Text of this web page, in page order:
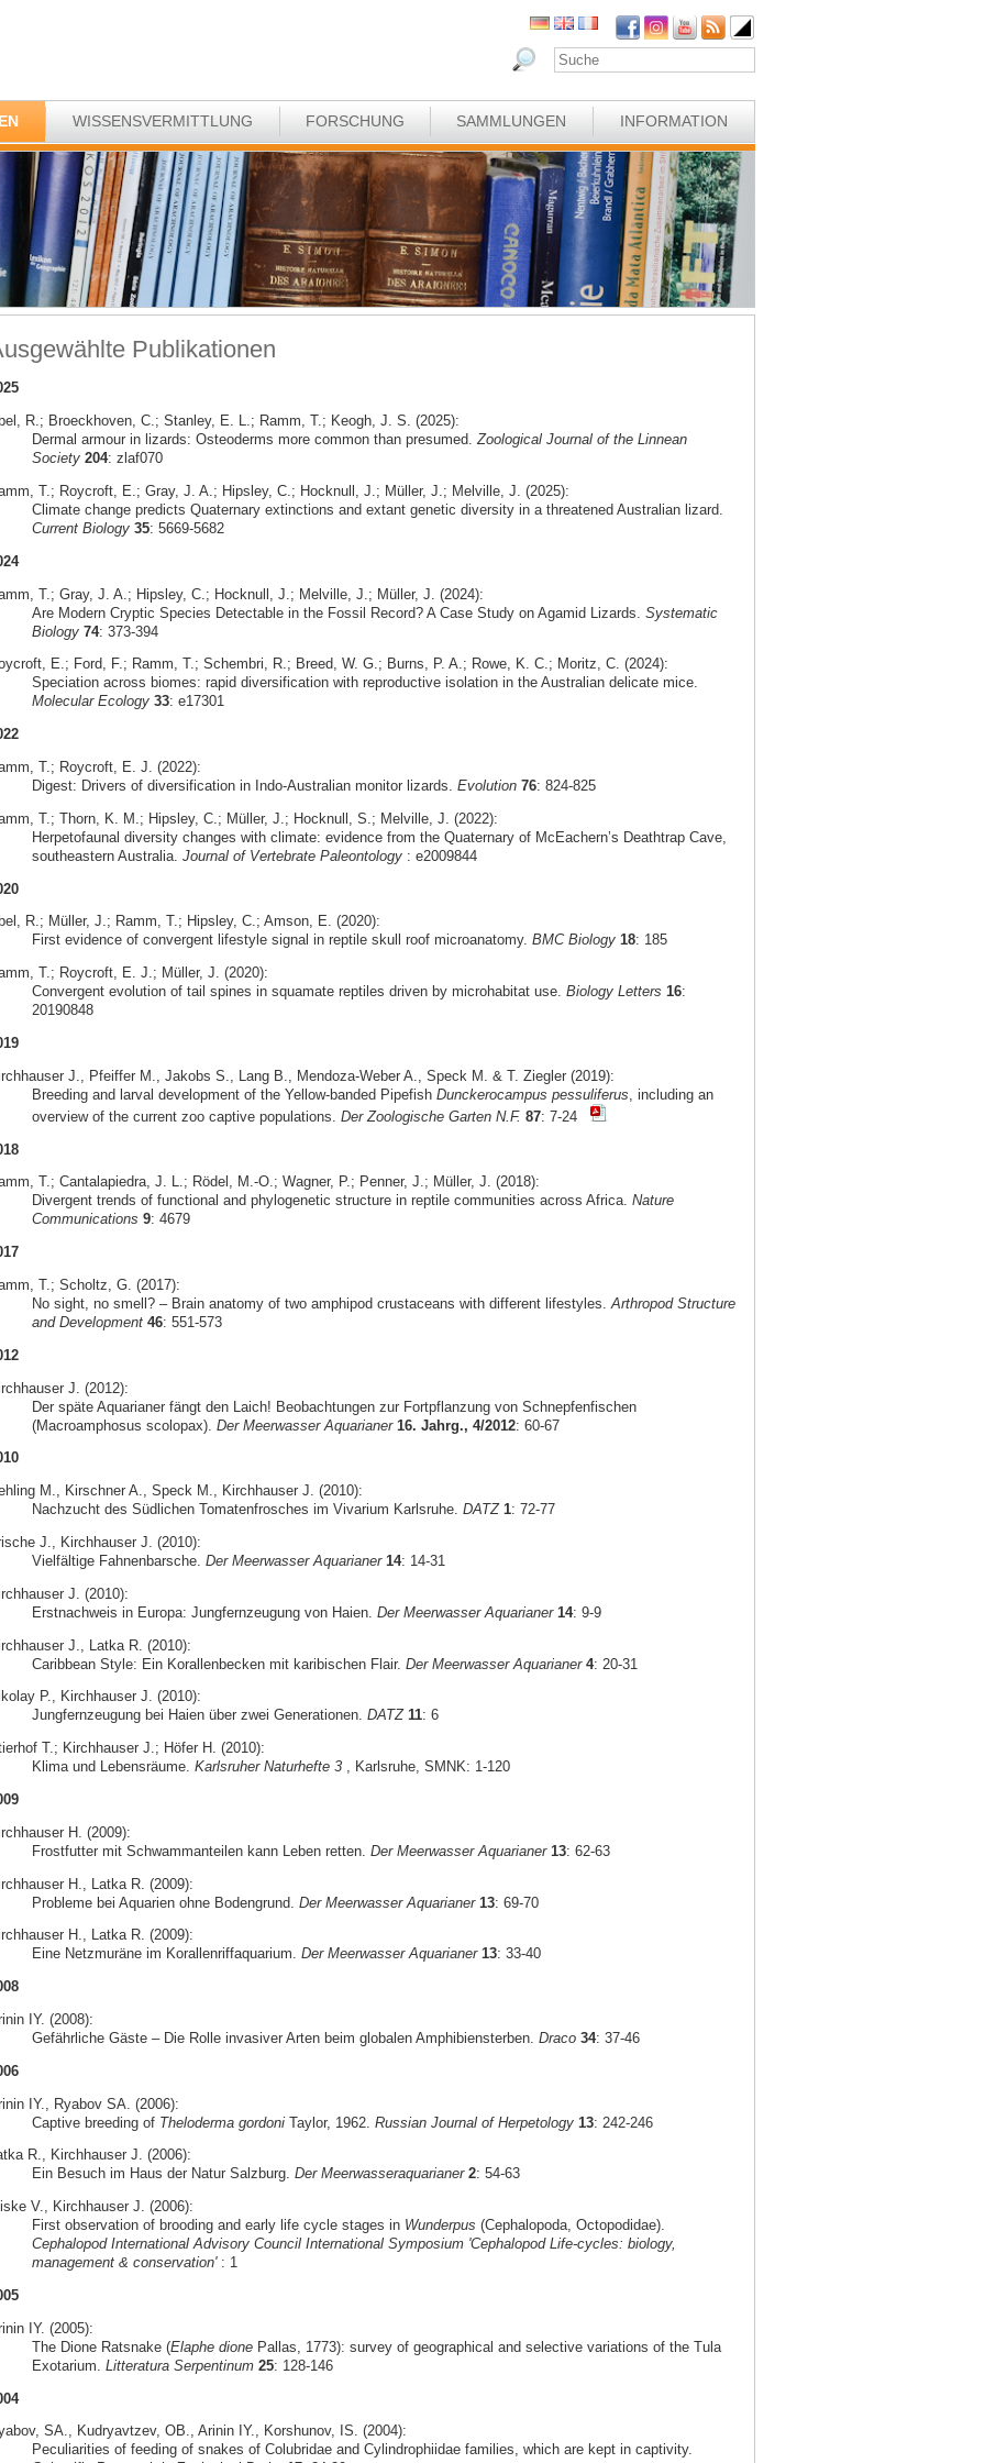
WISSENSVERMITTLUNG FORSCHUNG SAMMLUNGEN INFORMATION
Publikationen
R.; Broeckhoven, C.; Stanley, E. L.; Ramm, T.; Keogh, J. S. (2025):
Dermal armour in lizards: Osteoderms more common than presumed.Zoological Journal of the Linnean
Society 204: zlaf070
T.; Roycroft, E.; Gray, J. A.; Hipsley, C.; Hocknull, J.; Müller, J.; Melville, J. (2025):
Climate change predicts Quaternary extinctions and extant genetic diversity in a threatened Australian lizard.
Current Biology 35: 5669-5682
T.; Gray, J. A.; Hipsley, C.; Hocknull, J.; Melville, J.; Müller, J. (2024):
Are Modern Cryptic Species Detectable in the Fossil Record? A Case Study on Agamid Lizards. Systematic
Biology 74: 373-394
E.; Ford, F.; Ramm, T.; Schembri, R.; Breed, W. G.; Burns, P. A.; Rowe, K. C.; Moritz, C. (2024):
Speciation across biomes: rapid diversification with reproductive isolation in the Australian delicate mice.
Molecular Ecology 33: e17301
T.; Roycroft, E. J. (2022):
Digest: Drivers of diversification in Indo-Australian monitor lizards. Evolution 76: 824-825
T.; Thorn, K. M.; Hipsley, C.; Müller, J.; Hocknull, S.; Melville, J. (2022):
Herpetofaunal diversity changes with climate: evidence from the Quaternary of McEachern’s Deathtrap Cave,
southeastern Australia. Journal of Vertebrate Paleontology: e2009844
R.; Müller, J.; Ramm, T.; Hipsley, C.; Amson, E. (2020):
First evidence of convergent lifestyle signal in reptile skull roof microanatomy. BMC Biology 18: 185
T.; Roycroft, E. J.; Müller, J. (2020):
Convergent evolution of tail spines in squamate reptiles driven by microhabitat use. Biology Letters 16:
20190848
J., Pfeiffer M., Jakobs S., Lang B., Mendoza-Weber A., Speck M. & T. Ziegler (2019):
Breeding and larval development of the Yellow-banded Pipefish Dunckerocampus pessuliferus , including an
overview of the current zoo captive populations. Der Zoologische Garten N.F. 87: 7-24
T.; Cantalapiedra, J. L.; Rödel, M.-O.; Wagner, P.; Penner, J.; Müller, J. (2018):
Divergent trends of functional and phylogenetic structure in reptile communities across Africa. Nature
Communications 9: 4679
T.; Scholtz, G. (2017):
No sight, no smell? – Brain anatomy of two amphipod crustaceans with different lifestyles.Arthropod Structure
and Development 46: 551-573
J. (2012):
Der späte Aquarianer fängt den Laich! Beobachtungen zur Fortpflanzung von Schnepfenfischen
(Macroamphosus scolopax). Der Meerwasser Aquarianer 16. Jahrg., 4/2012: 60-67
M., Kirschner A., Speck M., Kirchhauser J. (2010):
Nachzucht des Südlichen Tomatenfrosches im Vivarium Karlsruhe. DATZ 1: 72-77
J., Kirchhauser J. (2010):
Vielfältige Fahnenbarsche. Der Meerwasser Aquarianer 14: 14-31
J. (2010):
Erstnachweis in Europa: Jungfernzeugung von Haien. Der Meerwasser Aquarianer 14: 9-9
J., Latka R. (2010):
Caribbean Style: Ein Korallenbecken mit karibischen Flair. Der Meerwasser Aquarianer 4: 20-31
P., Kirchhauser J. (2010):
Jungfernzeugung bei Haien über zwei Generationen. DATZ 11: 6
T.; Kirchhauser J.; Höfer H. (2010):
Klima und Lebensräume. Karlsruher Naturhefte 3, Karlsruhe, SMNK: 1-120
H. (2009):
Frostfutter mit Schwammanteilen kann Leben retten. Der Meerwasser Aquarianer 13: 62-63
H., Latka R. (2009):
Probleme bei Aquarien ohne Bodengrund. Der Meerwasser Aquarianer 13: 69-70
H., Latka R. (2009):
Eine Netzmuräne im Korallenriffaquarium. Der Meerwasser Aquarianer 13: 33-40
IY. (2008):
Gefährliche Gäste – Die Rolle invasiver Arten beim globalen Amphibiensterben. Draco 34: 37-46
IY., Ryabov SA. (2006):
Captive breeding of Theloderma gordoniTaylor, 1962. Russian Journal of Herpetology 13: 242-246
R., Kirchhauser J. (2006):
Ein Besuch im Haus der Natur Salzburg. Der Meerwasseraquarianer 2: 54-63
V., Kirchhauser J. (2006):
First observation of brooding and early life cycle stages in Wunderpus (Cephalopoda, Octopodidae).
Cephalopod International Advisory Council International Symposium 'Cephalopod Life-cycles: biology,
management & conservation': 1
IY. (2005):
The Dione Ratsnake (Elaphe dionePallas, 1773): survey of geographical and selective variations of the Tula
Exotarium. Litteratura Serpentinum 25: 128-146
SA., Kudryavtzev, OB., Arinin IY., Korshunov, IS. (2004):
Peculiarities of feeding of snakes of Colubridae and Cylindrophiidae families, which are kept in captivity.